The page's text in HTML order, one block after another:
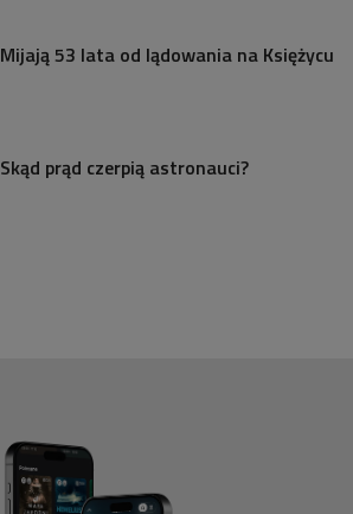
Mijają 53 lata od lądowania na Księżycu
Skąd prąd czerpią astronauci?